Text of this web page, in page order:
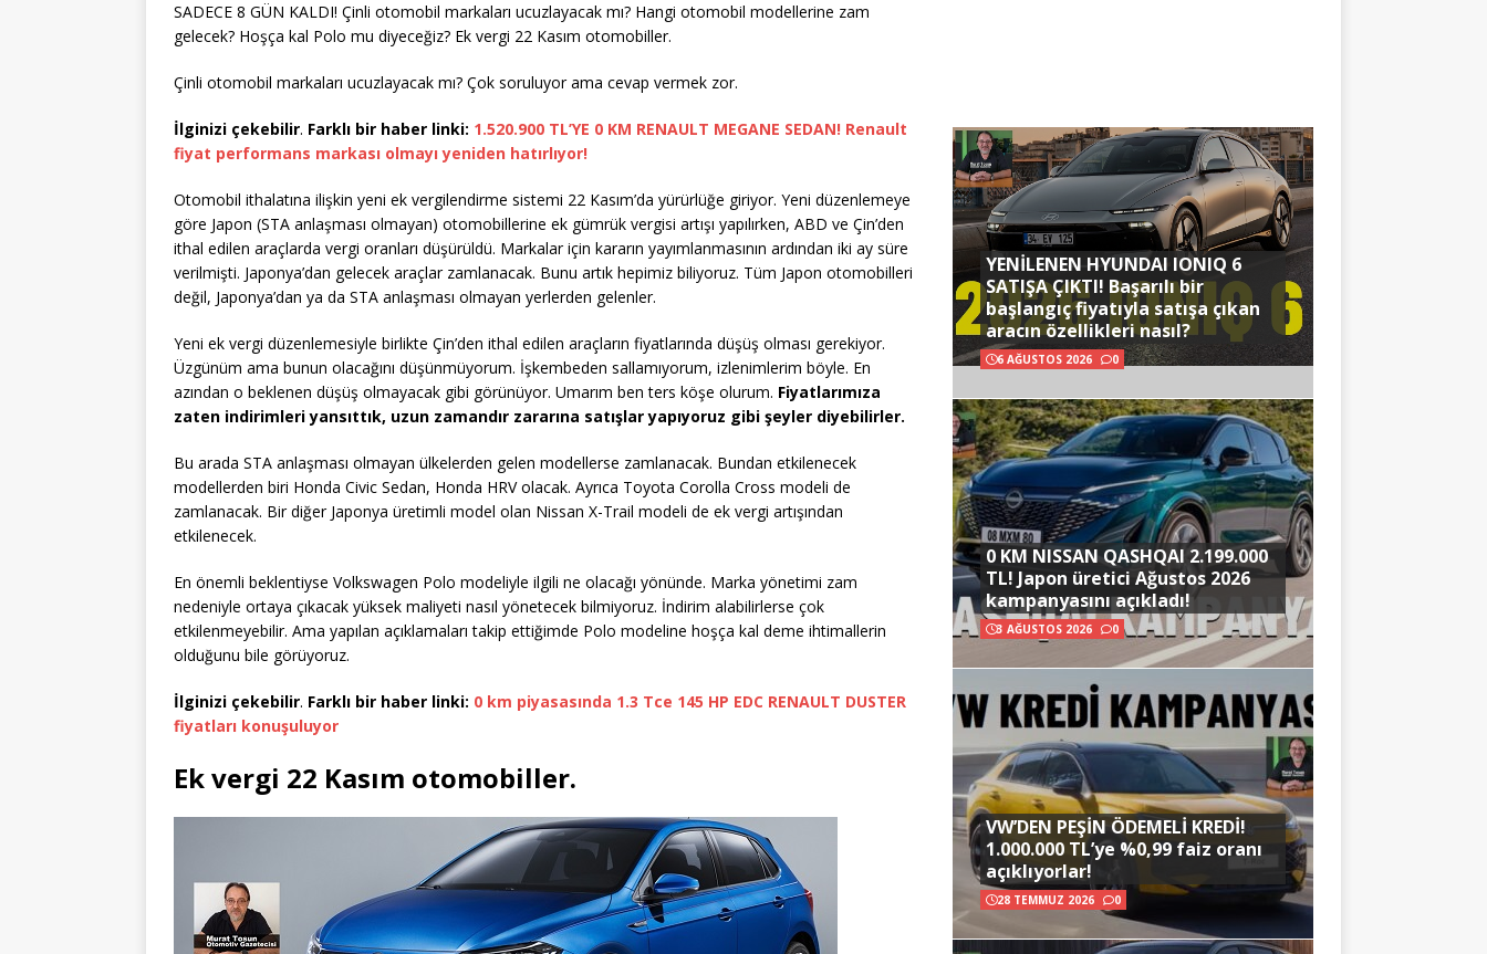
SADECE 8 GÜN KALDI! Çinli otomobil markaları ucuzlayacak mı? Hangi otomobil modellerine zam
gelecek? Hoşça kal Polo mu diyeceğiz? Ek vergi 22 Kasım otomobiller.
Çinli otomobil markaları ucuzlayacak mı? Çok soruluyor ama cevap vermek zor.
İlginizi çekebilir. Farklı bir haber linki: 1.520.900 TL’YE 0 KM RENAULT MEGANE SEDAN! Renault
fiyat performans markası olmayı yeniden hatırlıyor!
Otomobil ithalatına ilişkin yeni ek vergilendirme sistemi 22 Kasım’da yürürlüğe giriyor. Yeni düzenlemeye
göre Japon (STA anlaşması olmayan) otomobillerine ek gümrük vergisi artışı yapılırken, ABD ve Çin’den
ithal edilen araçlarda vergi oranları düşürüldü. Markalar için kararın yayımlanmasının ardından iki ay süre
verilmişti. Japonya’dan gelecek araçlar zamlanacak. Bunu artık hepimiz biliyoruz. Tüm Japon otomobilleri
değil, Japonya’dan ya da STA anlaşması olmayan yerlerden gelenler.
Yeni ek vergi düzenlemesiyle birlikte Çin’den ithal edilen araçların fiyatlarında düşüş olması gerekiyor.
Üzgünüm ama bunun olacağını düşünmüyorum. İşkembeden sallamıyorum, izlenimlerim böyle. En
azından o beklenen düşüş olmayacak gibi görünüyor. Umarım ben ters köşe olurum. Fiyatlarımıza
zaten indirimleri yansıttık, uzun zamandır zararına satışlar yapıyoruz gibi şeyler diyebilirler.
Bu arada STA anlaşması olmayan ülkelerden gelen modellerse zamlanacak. Bundan etkilenecek
modellerden biri Honda Civic Sedan, Honda HRV olacak. Ayrıca Toyota Corolla Cross modeli de
zamlanacak. Bir diğer Japonya üretimli model olan Nissan X-Trail modeli de ek vergi artışından
etkilenecek.
En önemli beklentiyse Volkswagen Polo modeliyle ilgili ne olacağı yönünde. Marka yönetimi zam
nedeniyle ortaya çıkacak yüksek maliyeti nasıl yönetecek bilmiyoruz. İndirim alabilirlerse çok
etkilenmeyebilir. Ama yapılan açıklamaları takip ettiğimde Polo modeline hoşça kal deme ihtimallerin
olduğunu bile görüyoruz.
İlginizi çekebilir. Farklı bir haber linki: 0 km piyasasında 1.3 Tce 145 HP EDC RENAULT DUSTER
fiyatları konuşuluyor
Ek vergi 22 Kasım otomobiller.
YENİLENEN HYUNDAI IONIQ 6
SATIŞA ÇIKTI! Başarılı bir
başlangıç fiyatıyla satışa çıkan
aracın özellikleri nasıl?
6 AĞUSTOS 2026 0
0 KM NISSAN QASHQAI 2.199.000
TL! Japon üretici Ağustos 2026
kampanyasını açıkladı!
3 AĞUSTOS 2026 0
VW’DEN PEŞİN ÖDEMELİ KREDİ!
1.000.000 TL’ye %0,99 faiz oranı
açıklıyorlar!
28 TEMMUZ 2026 0